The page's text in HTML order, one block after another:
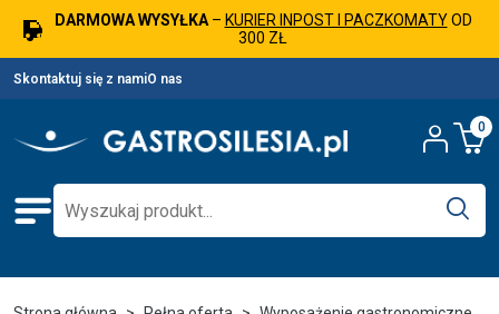
DARMOWA WYSYŁKA– KURIER INPOST I PACZKOMATYOD
300 ZŁ
Skontaktuj się z namiO nas
0